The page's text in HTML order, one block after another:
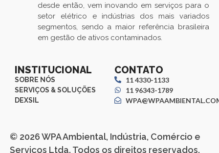
desde então, vem inovando em serviços para o
setor elétrico e indústrias dos mais variados
segmentos, sendo a maior referência brasileira
em gestão de ativos contaminados.
INSTITUCIONAL
SOBRE NÓS
SERVIÇOS & SOLUÇÕES
DEXSIL
CONTATO
11 4330-1133
11 96343-1789
© 2026 WPA Ambiental, Indústria, Comércio e
Serviços Ltda. Todos os direitos reservados.